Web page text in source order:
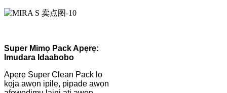
Super Mimọ Pack Apẹrẹ:
Imudara Idaabobo
Apẹrẹ Super Clean Pack lọ
kọja awọn ipilẹ, pipade awọn